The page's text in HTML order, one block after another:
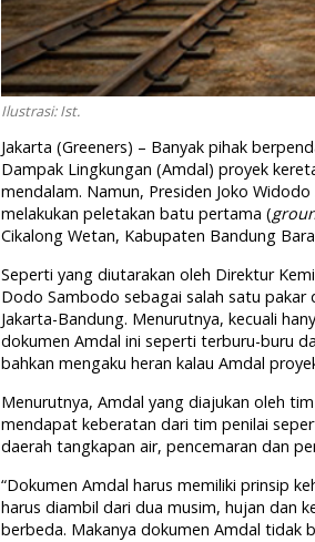
Ilustrasi: Ist.
Jakarta (Greeners) – Banyak pihak
Dampak Lingkungan (Amdal) proyek
mendalam. Namun, Presiden Joko
melakukan peletakan batu pertama (
Cikalong Wetan, Kabupaten Bandung
Seperti yang diutarakan oleh Direktur
Dodo Sambodo sebagai salah satu pakar
Jakarta-Bandung. Menurutnya, kecuali
dokumen Amdal ini seperti terburu-buru
bahkan mengaku heran kalau Amdal
Menurutnya, Amdal yang diajukan oleh
mendapat keberatan dari tim penilai
daerah tangkapan air, pencemaran dan
“Dokumen Amdal harus memiliki prinsip
harus diambil dari dua musim, hujan dan
berbeda. Makanya dokumen Amdal tidak